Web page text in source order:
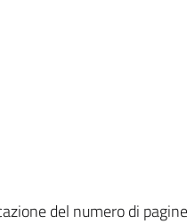
del numero di